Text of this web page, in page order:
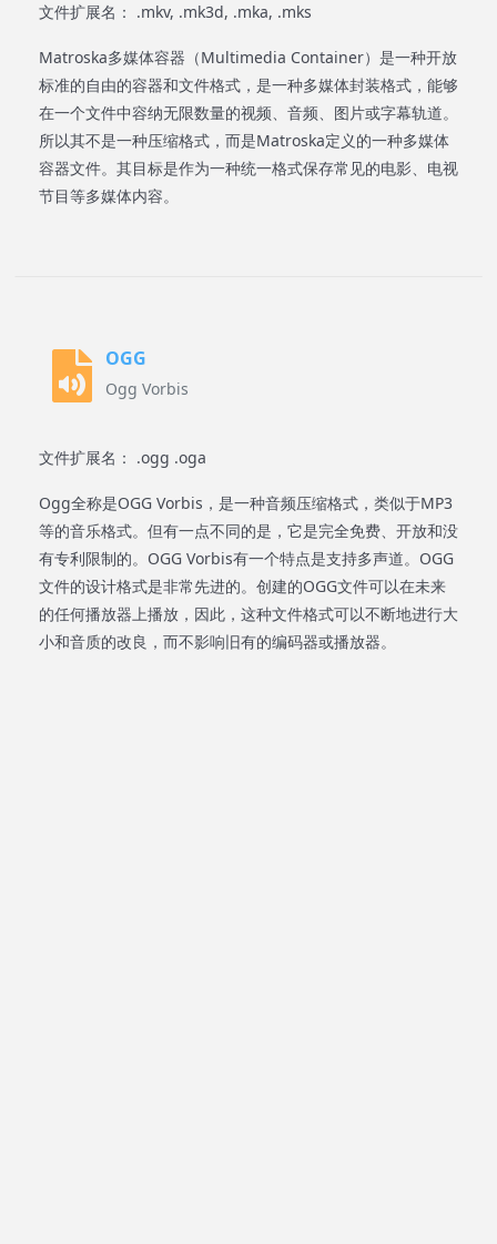
文件扩展名： .mkv, .mk3d, .mka, .mks
Matroska多媒体容器（Multimedia Container）是一种开放
标准的自由的容器和文件格式，是一种多媒体封装格式，能够
在一个文件中容纳无限数量的视频、音频、图片或字幕轨道。
所以其不是一种压缩格式，而是Matroska定义的一种多媒体
容器文件。其目标是作为一种统一格式保存常见的电影、电视
节目等多媒体内容。
OGG
Ogg Vorbis
文件扩展名： .ogg .oga
Ogg全称是OGG Vorbis，是一种音频压缩格式，类似于MP3
等的音乐格式。但有一点不同的是，它是完全免费、开放和没
有专利限制的。OGG Vorbis有一个特点是支持多声道。OGG
文件的设计格式是非常先进的。创建的OGG文件可以在未来
的任何播放器上播放，因此，这种文件格式可以不断地进行大
小和音质的改良，而不影响旧有的编码器或播放器。